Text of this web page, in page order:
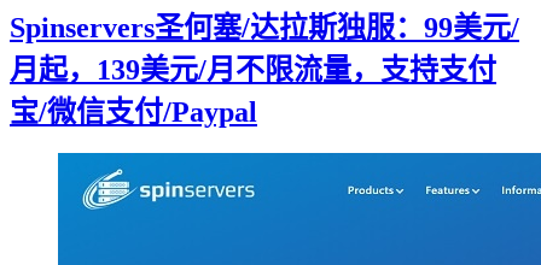
Spinservers圣何塞/达拉斯独服：99美元/
月起，139美元/月不限流量，支持支付
宝/微信支付/Paypal